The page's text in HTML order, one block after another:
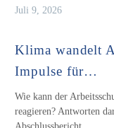
Juli 9, 2026
Klima wandelt
Impulse für…
Wie kann der
reagieren? Antworten